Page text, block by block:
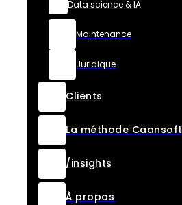
Data science & IA
Maintenance
Juridique
Clients
La méthode Caansoft
/insights
À propos